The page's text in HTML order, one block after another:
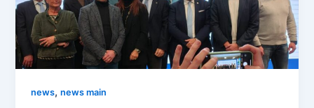
news,news main